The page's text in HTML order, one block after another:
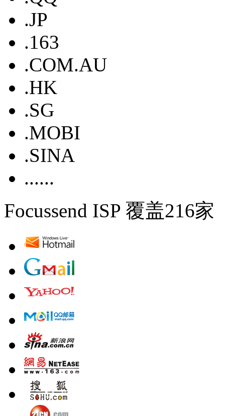
.JP
.163
.COM.AU
.HK
.SG
.MOBI
.SINA
......
Focussend ISP 覆盖216家